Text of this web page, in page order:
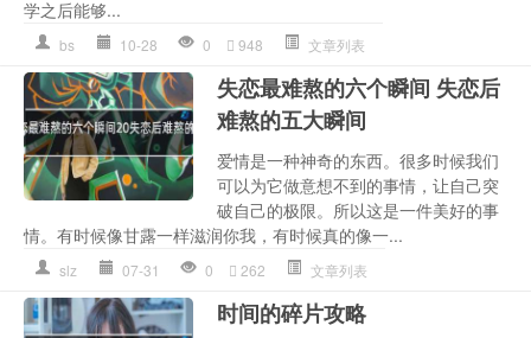
学之后能够...
bs 10-28 0 948 文章列表
失恋最难熬的六个瞬间 失恋后
难熬的五大瞬间
爱情是一种神奇的东西。很多时候我们
可以为它做意想不到的事情，让自己突
破自己的极限。所以这是一件美好的事
情。有时候像甘露一样滋润你我，有时候真的像一...
slz 07-31 0 262 文章列表
时间的碎片攻略